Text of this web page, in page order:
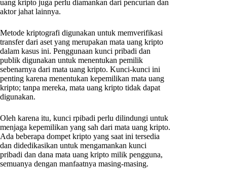
uang kripto juga perlu diamankan dari pencurian dan
aktor jahat lainnya.
Metode kriptografi digunakan untuk memverifikasi
transfer dari aset yang merupakan mata uang kripto
dalam kasus ini. Penggunaan kunci pribadi dan
publik digunakan untuk menentukan pemilik
sebenarnya dari mata uang kripto. Kunci-kunci ini
penting karena menentukan kepemilikan mata uang
kripto; tanpa mereka, mata uang kripto tidak dapat
digunakan.
Oleh karena itu, kunci rpibadi perlu dilindungi untuk
menjaga kepemilikan yang sah dari mata uang kripto.
Ada beberapa dompet kripto yang saat ini tersedia
dan didedikasikan untuk mengamankan kunci
pribadi dan dana mata uang kripto milik pengguna,
semuanya dengan manfaatnya masing-masing.